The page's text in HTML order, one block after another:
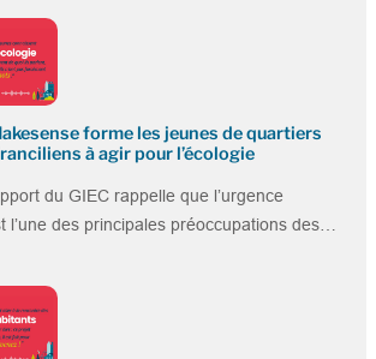
forme les jeunes de quartiers
à agir pour l’écologie
du GIEC rappelle que l’urgence
l’une des principales préoccupations des…